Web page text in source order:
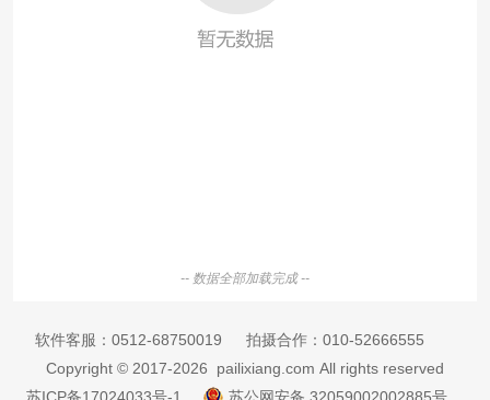
-- 数据全部加载完成 --
软件客服： 0512-68750019 拍摄合作： 010-52666555
Copyright © 2017-2026 pailixiang.com All rights reserved
苏ICP备17024033号-1
苏公网安备 32059002002885号